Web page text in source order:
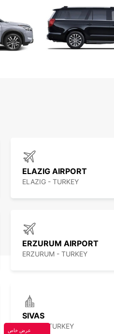
ELAZIG AIRPORT
ELAZIG - TURKEY
ERZURUM AIRPORT
ERZURUM - TURKEY
SIVAS
SIVAS - TURKEYعرض خاص